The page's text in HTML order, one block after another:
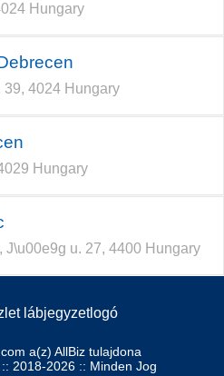
Hungary
39, 4024 Hungary
Hungary
J\u00e9g u. 27, 4400 Hungary
a(z) AllBiz tulajdona
2018-2026 :: Minden Jog